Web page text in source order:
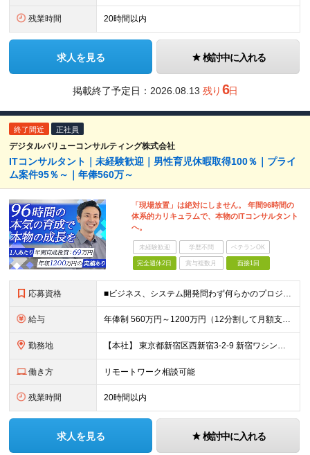
残業時間 20時間以内
求人を見る 検討中に入れる
掲載終了予定日：2026.08.13残り 6日
終了間近 正社員
デジタルバリューコンサルティング株式会社
ITコンサルタント｜未経験歓迎｜男性育児休暇取得100％｜プライ
ム案件95％～｜年俸560万～
「現場放置」は絶対にしません。 年間96時間の
体系的カリキュラムで、本物のITコンサルタント
へ。
未経験歓迎 学歴不問 ベテランOK
完全週休2日 賞与複数月 面接1回
応募資格
給与
勤務地
働き方 リモートワーク相談可能
残業時間 20時間以内
求人を見る 検討中に入れる